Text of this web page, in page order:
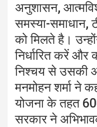
अनुशासन,
समस्या-समाधान,
को मिलते है।
निर्धारित करें और
निश्चय से उसकी
मनमोहन शर्मा ने
योजना के तहत
सरकार ने